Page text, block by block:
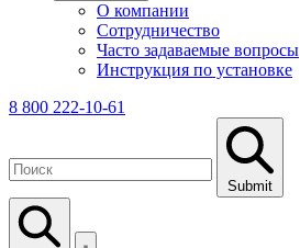
О компании
Сотрудничество
Часто задаваемые вопросы
Инструкция по установке
8 800 222-10-61
Submit